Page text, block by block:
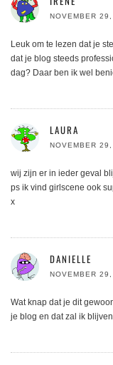
NOVEMBER
Leuk om te lezen dat je
dat je blog steeds
dag? Daar ben ik wel
LAURA
NOVEMBER
wij zijn er in ieder geval
ps ik vind girlscene ook
x
DANIELLE
NOVEMBER
Wat knap dat je dit
je blog en dat zal ik